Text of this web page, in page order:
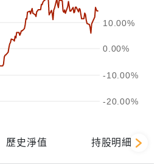
-20.00%
-10.00%
0.00%
10.00%
歷史淨值 持股明細